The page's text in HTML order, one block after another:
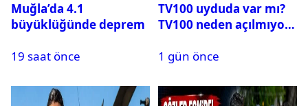
Muğla’da 4.1
büyüklüğünde deprem
19 saat önce
TV100 uyduda var mı?
TV100 neden açılmıyor?
1 gün önce